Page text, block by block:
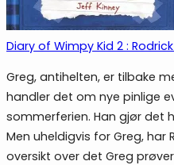
Diary of Wimpy Kid 2 :
Greg, antihelten, er tilbake
handler det om nye pinlige
sommerferien. Han gjør det
Men uheldigvis for Greg, har
oversikt over det Greg